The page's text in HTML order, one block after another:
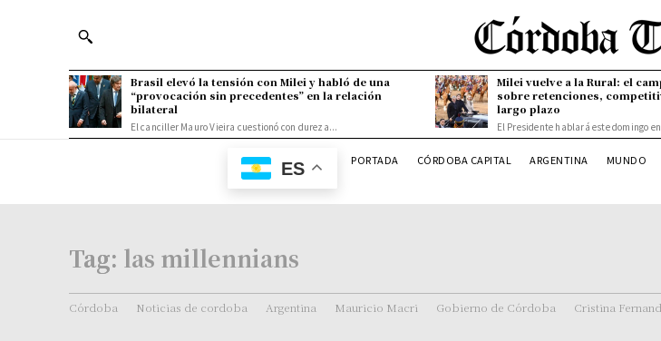
Brasil elevó la tensión con Milei y habló de una
“provocación sin precedentes” en la relación
bilateral
El canciller Mauro Vieira cuestionó con dureza...
Milei vuelve a la Rural: el
sobre retenciones,
largo plazo
El Presidente hablará este domingo
ES PORTADA CÓRDOBA CAPITAL ARGENTINA MUNDO
Tag: las millennians
Córdoba Noticias de cordoba Argentina Mauricio Macri Gobierno de Córdoba Cristina